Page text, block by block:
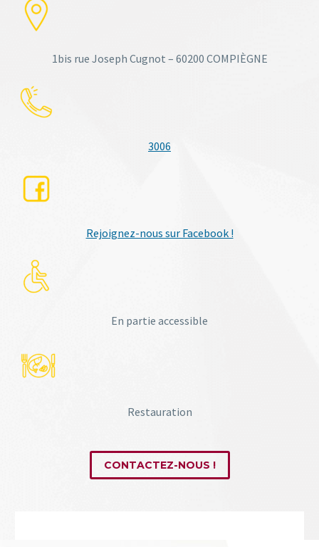
1bis rue Joseph Cugnot – 60200 COMPIÈGNE
3006
Rejoignez-nous sur Facebook !
En partie accessible
Restauration
CONTACTEZ-NOUS !